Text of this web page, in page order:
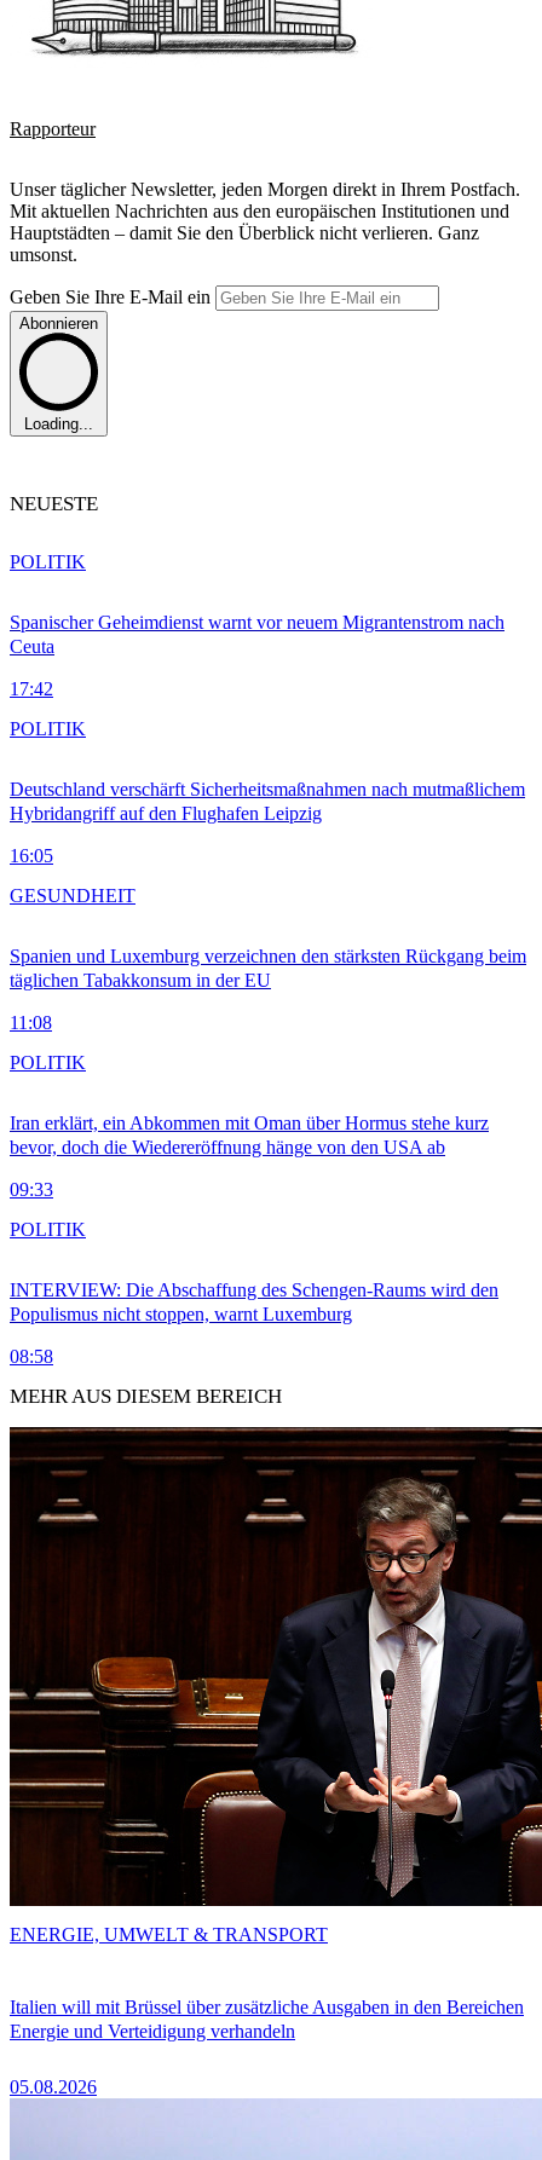
Rapporteur
Unser täglicher Newsletter, jeden Morgen direkt in Ihrem Postfach.
Mit aktuellen Nachrichten aus den europäischen Institutionen und
Hauptstädten – damit Sie den Überblick nicht verlieren. Ganz
umsonst.
Geben Sie Ihre E-Mail ein
Abonnieren
Loading...
NEUESTE
Spanischer Geheimdienst warnt vor neuem Migrantenstrom nach
Ceuta
17:42
POLITIK
Deutschland verschärft Sicherheitsmaßnahmen nach mutmaßlichem
Hybridangriff auf den Flughafen Leipzig
16:05
POLITIK
Spanien und Luxemburg verzeichnen den stärksten Rückgang beim
täglichen Tabakkonsum in der EU
11:08
GESUNDHEIT
Iran erklärt, ein Abkommen mit Oman über Hormus stehe kurz
bevor, doch die Wiedereröffnung hänge von den USA ab
09:33
POLITIK
INTERVIEW: Die Abschaffung des Schengen-Raums wird den
Populismus nicht stoppen, warnt Luxemburg
08:58
POLITIK
MEHR AUS DIESEM BEREICH
Italien will mit Brüssel über zusätzliche Ausgaben in den Bereichen
Energie und Verteidigung verhandeln
05.08.2026
ENERGIE, UMWELT & TRANSPORT